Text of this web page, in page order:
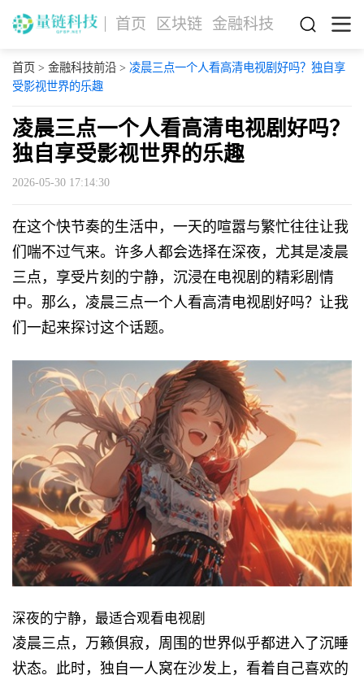
首页 区块链 金融科技
首页 > 金融科技前沿> 凌晨三点一个人看高清电视剧好吗？独自享
受影视世界的乐趣
凌晨三点一个人看高清电视剧好吗？
独自享受影视世界的乐趣
2026-05-30 17:14:30
在这个快节奏的生活中，一天的喧嚣与繁忙往往让我
们喘不过气来。许多人都会选择在深夜，尤其是凌晨
三点，享受片刻的宁静，沉浸在电视剧的精彩剧情
中。那么，凌晨三点一个人看高清电视剧好吗？让我
们一起来探讨这个话题。
深夜的宁静，最适合观看电视剧
凌晨三点，万籁俱寂，周围的世界似乎都进入了沉睡
状态。此时，独自一人窝在沙发上，看着自己喜欢的